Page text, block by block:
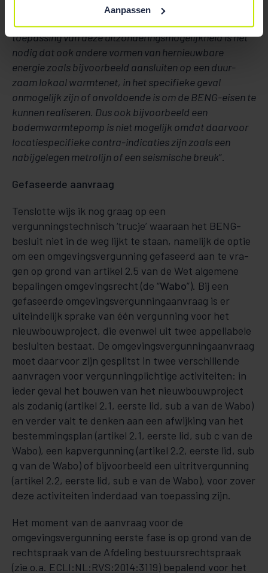
Aanpassen
andere gebouwen niet zinvol is en alternatieven zoals
de warmtepomp niet overal toepasbaar zijn
Voor
toepassing van deze uitzonderingsmogelijkheid is het
no­­dig dat ook an­dere vormen van hernieuwbare
energie zoals bijvoorbeeld aansluiten op een duur­
zaam lokaal warm­tenet, in het specifieke geval
onmogelijk zijn of onvoldoende is om de BENG-ei­­sen te
kunnen rea­liseren. Dus ook bijvoorbeeld een
bodemwarmtepomp is niet mogelijk omdat daar­­­­­­­­voor
loca­tie­spe­cifieke contra-indicaties zijn zoals een
nabijgelegen metrolijn of een seismische breuk”.
Gefaseerde aanvraag
Tenslotte wijs ik nog graag op een
vergunningstechnisch ‘trucje’ waaraan het BENG-
besluit niet in de weg lijkt te staan, namelijk de optie
om een omgevingsvergunning gefaseerd aan te vra­
gen op grond van artikel 2.5 van de Wet algemene
bepalingen omgevingsrecht (de “Wabo”). Bij een
gefaseerde om­gevingsvergunningaanvraag is er
uiteindelijk sprake van één vergunning voor het
nieuw­bouw­pro­ject, die evenwel uit twee appellabele
besluiten bestaat. De omgevingsvergunningaanvraag
moet daar­voor zijn gesplitst in twee verschillende
aanvragen voor vergunningplichtige activiteiten: in
ieder ge­val het bouwen van het nieuwbouwproject
als zodanig (artikel 2.1, eerste lid, sub a van de Wabo)
en verder valt te denken aan een afwijking van het
bestemmingsplan (artikel 2.1, eerste lid, sub c van de
Wabo), een kapvergunning (artikel 2.2, eerste lid, sub
g van de Wabo) of bijvoorbeeld een uitrit­vergunning
(artikel 2.2, eerste lid, sub e van de Wabo), voor zover
deze activiteiten inderdaad van toepassing zijn.
Het moment van de aanvraag voor de
omgevingsvergunning eerste fase is op grond van de
rechtspraak van de Afdeling bestuursrechtspraak
(zie o.a. ECLI:NL:RVS:2014:3119) bepalend voor het